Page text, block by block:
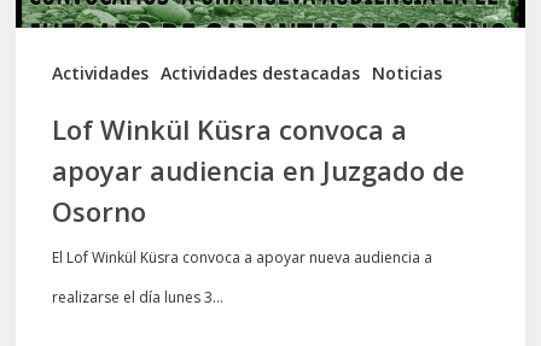
Actividades Actividades destacadas Noticias
Juzgado
Lof Winkül Küsra convoca a
apoyar audiencia en Juzgado de
Osorno
El Lof Winkül Küsra convoca a apoyar nueva audiencia a
realizarse el día lunes 3…